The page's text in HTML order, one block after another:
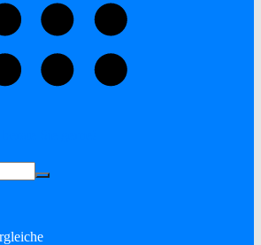
Suche